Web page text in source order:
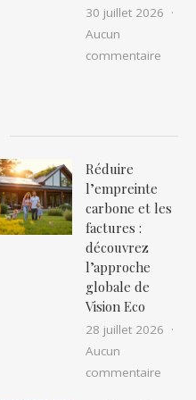
30 juillet 2026
Aucun
commentaire
La sécurité routière à l’ère
Réduire
l’empreinte
carbone et les
factures :
découvrez
l’approche
globale de
Vision Eco
28 juillet 2026
Aucun
commentaire